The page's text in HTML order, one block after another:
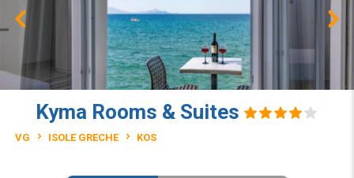
Kyma Rooms & Suites
VG ISOLE GRECHE KOS